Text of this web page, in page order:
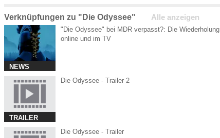
Verknüpfungen zu "Die Odyssee" Alle anzeigen
NEWS
"Die Odyssee" bei MDR verpasst?: Die Wiederholung
online und im TV
TRAILER
Die Odyssee - Trailer 2
Die Odyssee - Trailer